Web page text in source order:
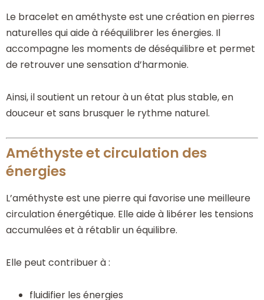
Le bracelet en améthyste est une création en pierres
naturelles qui aide à rééquilibrer les énergies. Il
accompagne les moments de déséquilibre et permet
de retrouver une sensation d’harmonie.
Ainsi, il soutient un retour à un état plus stable, en
douceur et sans brusquer le rythme naturel.
Améthyste et circulation des
énergies
L’améthyste est une pierre qui favorise une meilleure
circulation énergétique. Elle aide à libérer les tensions
accumulées et à rétablir un équilibre.
Elle peut contribuer à :
fluidifier les énergies